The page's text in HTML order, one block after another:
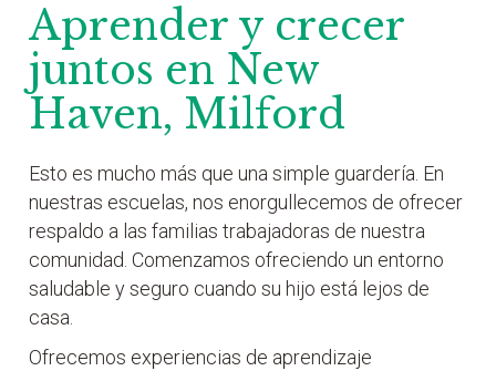
Aprender y crecer
juntos en New
Haven, Milford
Esto es mucho más que una simple guardería. En
nuestras escuelas, nos enorgullecemos de ofrecer
respaldo a las familias trabajadoras de nuestra
comunidad. Comenzamos ofreciendo un entorno
saludable y seguro cuando su hijo está lejos de
casa.
Ofrecemos experiencias de aprendizaje